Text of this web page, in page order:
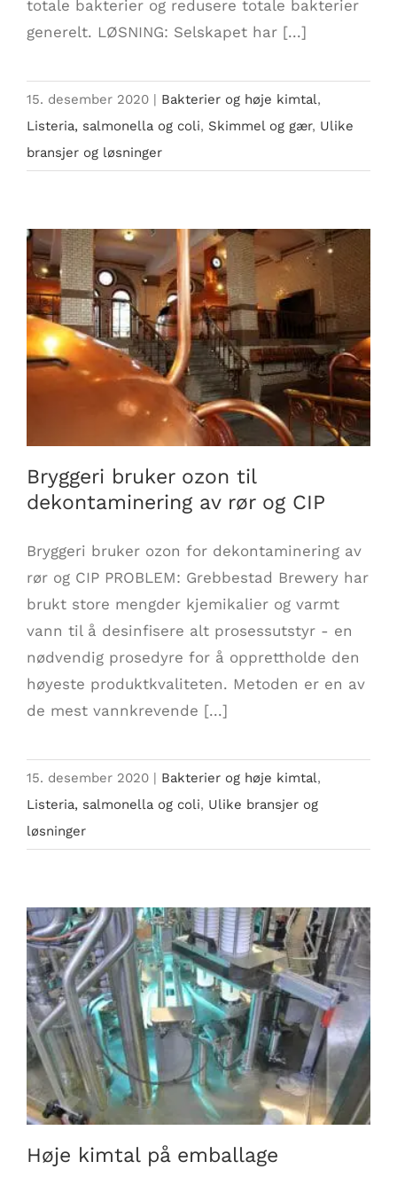
totale bakterier og redusere totale bakterier
generelt. LØSNING: Selskapet har [...]
15. desember 2020 | Bakterier og høje kimtal,
Listeria, salmonella og coli, Skimmel og gær, Ulike
bransjer og løsninger
Bryggeri bruker ozon til dekontaminering
av rør og CIP
Bryggeri bruker ozon til
dekontaminering av rør og CIP
Bryggeri bruker ozon for dekontaminering av
rør og CIP PROBLEM: Grebbestad Brewery har
brukt store mengder kjemikalier og varmt
vann til å desinfisere alt prosessutstyr - en
nødvendig prosedyre for å opprettholde den
høyeste produktkvaliteten. Metoden er en av
de mest vannkrevende [...]
15. desember 2020 | Bakterier og høje kimtal,
Listeria, salmonella og coli, Ulike bransjer og
løsninger
Høje kimtal på emballage
Høje kimtal på emballage